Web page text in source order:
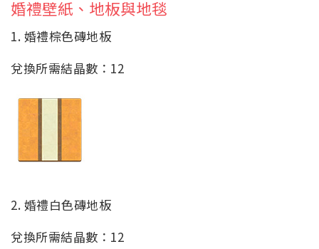
婚禮壁紙、地板與地毯
1. 婚禮棕色磚地板
兌換所需結晶數：12
2. 婚禮白色磚地板
兌換所需結晶數：12